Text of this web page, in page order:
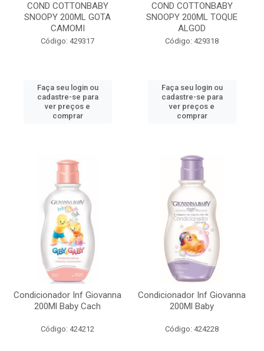
COND COTTONBABY
SNOOPY 200ML GOTA
CAMOMI
Código: 429317
Faça seu login ou
cadastre-se para
ver preços e
comprar
COND COTTONBABY
SNOOPY 200ML TOQUE
ALGOD
Código: 429318
Faça seu login ou
cadastre-se para
ver preços e
comprar
Condicionador Inf Giovanna
200Ml Baby Cach
Código: 424212
Condicionador Inf Giovanna
200Ml Baby
Código: 424228